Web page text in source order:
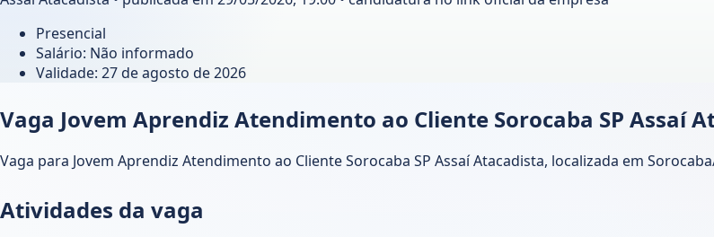
Presencial
Salário: Não informado
Validade: 27 de agosto de 2026
Vaga Jovem Aprendiz Atendimento ao Cliente Sorocaba SP Assaí
Vaga para Jovem Aprendiz Atendimento ao Cliente Sorocaba SP Assaí Atacadista, localizada em
Atividades da vaga